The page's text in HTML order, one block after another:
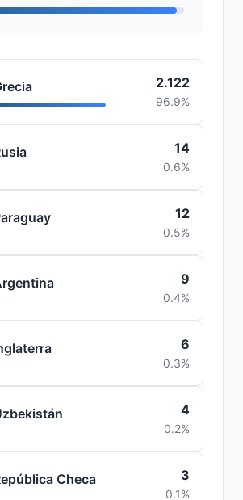
2.122
96.9%
14
0.6%
12
0.5%
9
0.4%
6
0.3%
4
0.2%
Checa 3
0.1%